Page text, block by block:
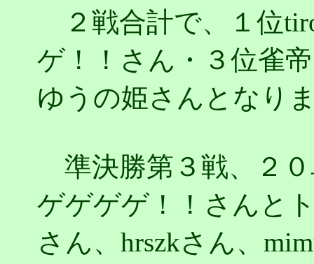
２戦合計で、１位
ゲ！！さん・３位雀
ゆうの姫さんとなり
準決勝第３戦、２
ゲゲゲゲ！！さんと
さん、hrszkさん、